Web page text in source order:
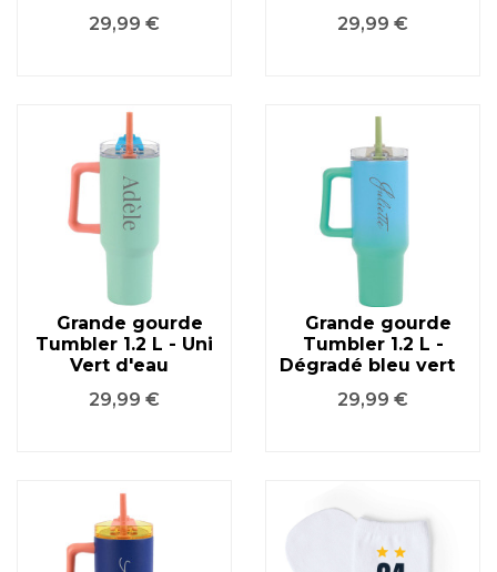
Prix
29,99 €
Prix
29,99 €
Grande gourde
Tumbler 1.2 L - Uni
Vert d'eau
Prix
29,99 €
Grande gourde
Tumbler 1.2 L -
Dégradé bleu vert
Prix
29,99 €